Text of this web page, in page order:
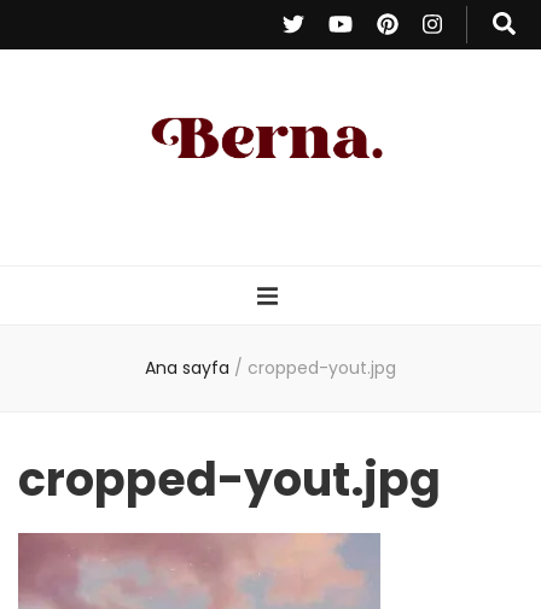
– Kişisel Blog
Ana sayfa / cropped-yout.jpg
cropped-yout.jpg